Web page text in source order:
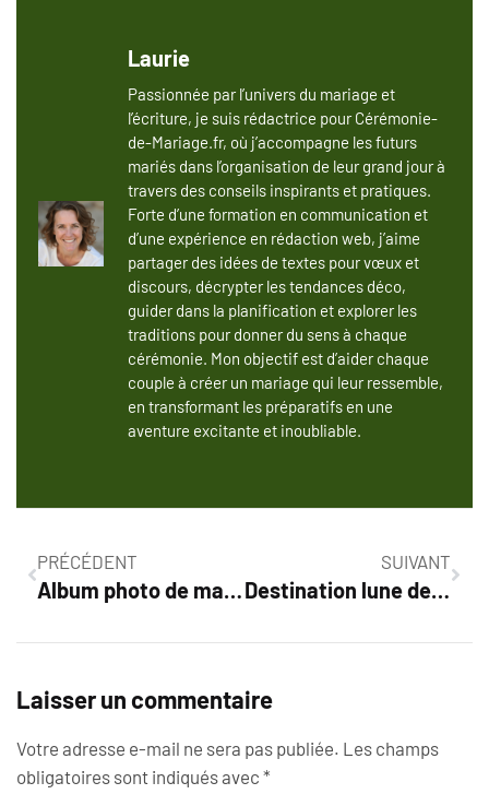
Laurie
Passionnée par l’univers du mariage et
l’écriture, je suis rédactrice pour Cérémonie-
de-Mariage.fr, où j’accompagne les futurs
mariés dans l’organisation de leur grand jour à
travers des conseils inspirants et pratiques.
Forte d’une formation en communication et
d’une expérience en rédaction web, j’aime
partager des idées de textes pour vœux et
discours, décrypter les tendances déco,
guider dans la planification et explorer les
traditions pour donner du sens à chaque
cérémonie. Mon objectif est d’aider chaque
couple à créer un mariage qui leur ressemble,
en transformant les préparatifs en une
aventure excitante et inoubliable.
PRÉCÉDENT
Album photo de mariage : conseils pour un souvenir inoubliable
SUIVANT
Destination lune de miel : où partir après votre mariage ?
Laisser un commentaire
Votre adresse e-mail ne sera pas publiée. Les champs
obligatoires sont indiqués avec *